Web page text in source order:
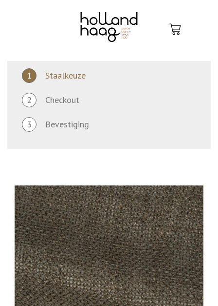
1 Staalkeuze
2 Checkout
3 Bevestiging